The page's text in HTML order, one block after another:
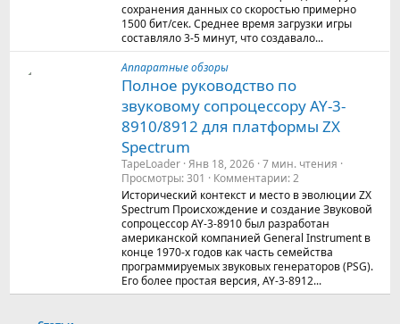
сохранения данных со скоростью примерно
1500 бит/сек. Среднее время загрузки игры
составляло 3-5 минут, что создавало...
Аппаратные обзоры
Полное руководство по
звуковому сопроцессору AY-3-
8910/8912 для платформы ZX
Spectrum
TapeLoader Янв 18, 2026 7 мин. чтения
Просмотры 301 Комментарии 2
Исторический контекст и место в эволюции ZX
Spectrum Происхождение и создание Звуковой
сопроцессор AY-3-8910 был разработан
американской компанией General Instrument в
конце 1970-х годов как часть семейства
программируемых звуковых генераторов (PSG).
Его более простая версия, AY-3-8912...